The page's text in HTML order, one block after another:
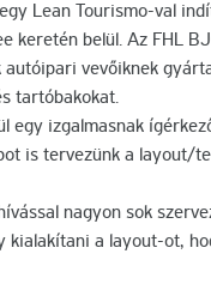
Lean Tourismo-val
keretén belül. Az FHL
autóipari vevőiknek
tartóbakokat.
egy izgalmasnak
is tervezünk a layout/
nagyon sok
kialakítani a layout-ot,